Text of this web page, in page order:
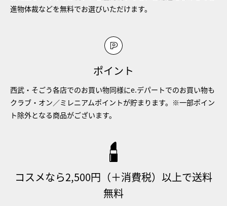
進物体裁などを無料でお選びいただけます。
ポイント
西武・そごう各店でのお買い物同様にe.デパートでのお買い物も
クラブ・オン／ミレニアムポイントが貯まります。※一部ポイン
ト除外となる商品がございます。
コスメなら2,500円（＋消費税）以上で送料
無料